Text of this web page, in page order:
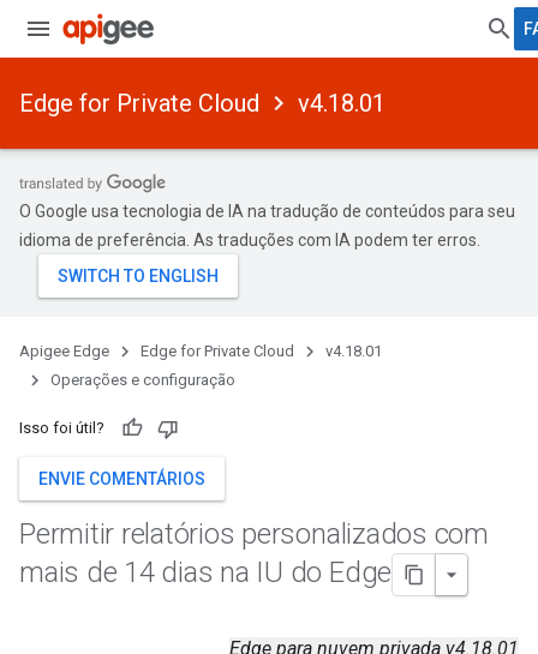
Edge for Private Cloud v4.18.01
O Google usa tecnologia de IA na tradução de conteúdos para seu
idioma de preferência. As traduções com IA podem ter erros.
Apigee Edge Edge for Private Cloud
v4.18.01
Operações e configuração
Isso foi útil?
ENVIE COMENTÁRIOS
Permitir relatórios personalizados com
mais de 14 dias na IU do Edge
Edge para nuvem privada v4.18.01